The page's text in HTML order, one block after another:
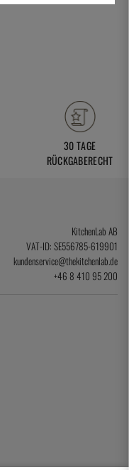
30 TAGE
RÜCKGABERECHT
KitchenLab AB
VAT-ID: SE556785-619901
kundenservice@thekitchenlab.de
+46 8 410 95 200